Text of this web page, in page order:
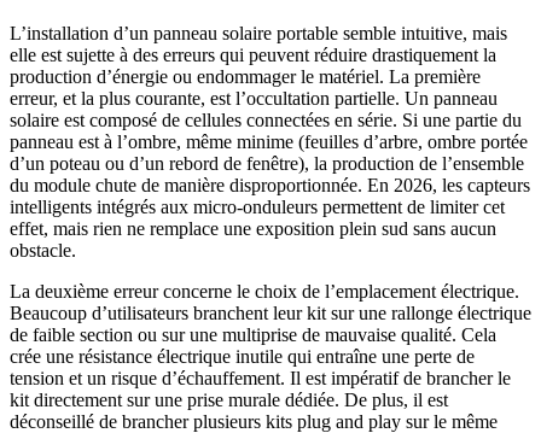
L’installation d’un panneau solaire portable semble intuitive, mais
elle est sujette à des erreurs qui peuvent réduire drastiquement la
production d’énergie ou endommager le matériel. La première
erreur, et la plus courante, est l’occultation partielle. Un panneau
solaire est composé de cellules connectées en série. Si une partie du
panneau est à l’ombre, même minime (feuilles d’arbre, ombre portée
d’un poteau ou d’un rebord de fenêtre), la production de l’ensemble
du module chute de manière disproportionnée. En 2026, les capteurs
intelligents intégrés aux micro-onduleurs permettent de limiter cet
effet, mais rien ne remplace une exposition plein sud sans aucun
obstacle.
La deuxième erreur concerne le choix de l’emplacement électrique.
Beaucoup d’utilisateurs branchent leur kit sur une rallonge électrique
de faible section ou sur une multiprise de mauvaise qualité. Cela
crée une résistance électrique inutile qui entraîne une perte de
tension et un risque d’échauffement. Il est impératif de brancher le
kit directement sur une prise murale dédiée. De plus, il est
déconseillé de brancher plusieurs kits plug and play sur le même